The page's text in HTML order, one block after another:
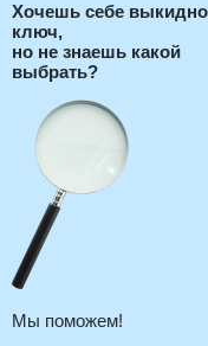
Хочешь себе
ключ,
но не знаешь какой
выбрать?
Мы поможем!